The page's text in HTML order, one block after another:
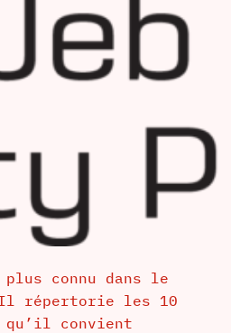
plus connu dans le
Il répertorie les 10
convient